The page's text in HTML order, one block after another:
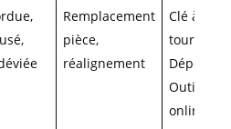
Remplacement
pièce,
réalignement
Clé à
tournevis
Dépôt,
Outillage-
online)